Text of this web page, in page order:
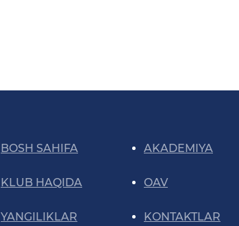
BOSH SAHIFA
KLUB HAQIDA
YANGILIKLAR
AKADEMIYA
OAV
KONTAKTLAR